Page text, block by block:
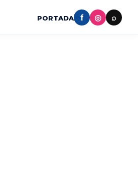
PORTADA f ◎ ⌕